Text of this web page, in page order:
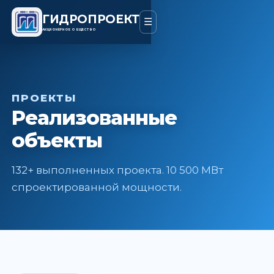
ГИДРОПРОЕКТ
АКЦИОНЕРНОЕ ОБЩЕСТВО
☰
ПРОЕКТЫ
Реализованные
объекты
132+ выполненных проекта. 10 500 МВт
спроектированной мощности.